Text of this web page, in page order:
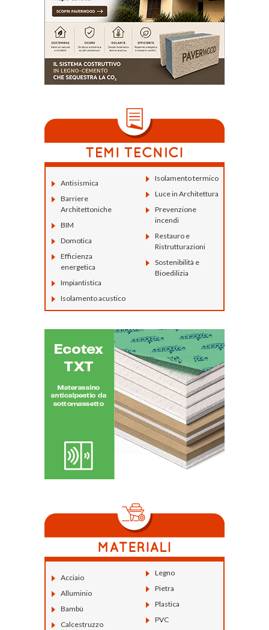
Antisismica
Barriere
Architettoniche
BIM
Domotica
Efficienza
energetica
Impiantistica
Isolamento acustico
Isolamento termico
Luce in Architettura
Prevenzione
incendi
Restauro e
Ristrutturazioni
Sostenibilità e
Bioedilizia
Acciaio
Alluminio
Bambù
Calcestruzzo
Legno
Pietra
Plastica
PVC